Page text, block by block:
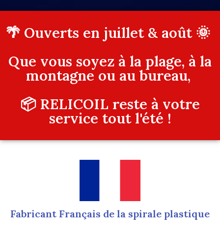
🌴 Ouverts en juillet & août 🌞
Que vous soyez à la plage, à la
montagne ou au bureau,
📦 RELICOIL reste à votre
service tout l'été !
Fabricant Français de la spirale plastique